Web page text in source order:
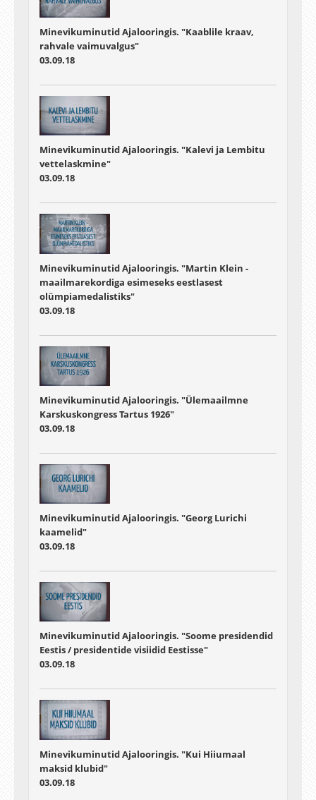
Minevikuminutid Ajalooringis. "Kaablile kraav,
rahvale vaimuvalgus"
03.09.18
Minevikuminutid Ajalooringis. "Kalevi ja Lembitu
vettelaskmine"
03.09.18
Minevikuminutid Ajalooringis. "Martin Klein -
maailmarekordiga esimeseks eestlasest
olümpiamedalistiks"
03.09.18
Minevikuminutid Ajalooringis. "Ülemaailmne
Karskuskongress Tartus 1926"
03.09.18
Minevikuminutid Ajalooringis. "Georg Lurichi
kaamelid"
03.09.18
Minevikuminutid Ajalooringis. "Soome presidendid
Eestis / presidentide visiidid Eestisse"
03.09.18
Minevikuminutid Ajalooringis. "Kui Hiiumaal
maksid klubid"
03.09.18